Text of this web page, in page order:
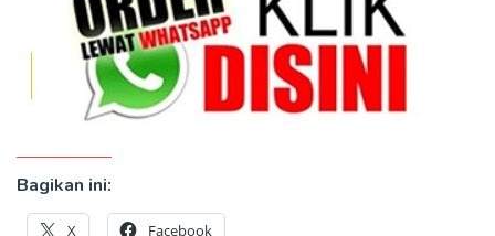
Bagikan ini:
X Facebook